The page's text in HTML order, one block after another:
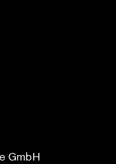
GmbH